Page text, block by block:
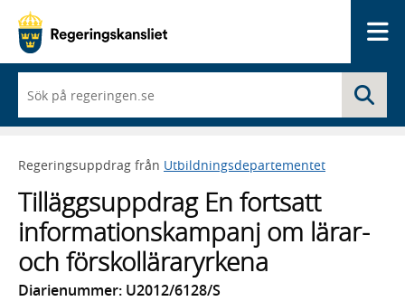
du
börjar
skriva
framträder
lista
med
sökförslag
Regeringsuppdrag från Utbildningsdepartementet
Tilläggsuppdrag En fortsatt
informationskampanj om lärar-
och förskolläraryrkena
Diarienummer: U2012/6128/S